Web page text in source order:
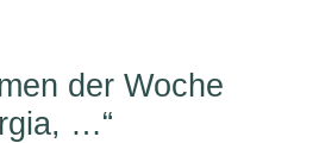
der Woche
…“